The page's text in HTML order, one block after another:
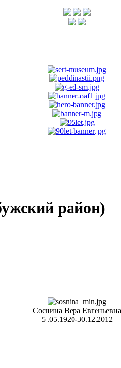
район)
Соснина Вера Евгеньевна
5 .05.1920-30.12.2012